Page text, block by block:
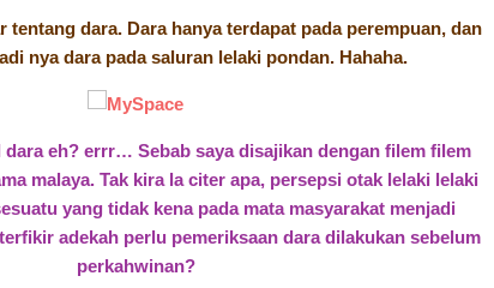
tentang dara. Dara hanya terdapat pada perempuan, dan
nya dara pada saluran lelaki pondan. Hahaha.
dara eh? errr… Sebab saya disajikan dengan filem filem
malaya. Tak kira la citer apa, persepsi otak lelaki lelaki
yang tidak kena pada mata masyarakat menjadi
adekah perlu pemeriksaan dara dilakukan sebelum
perkahwinan?